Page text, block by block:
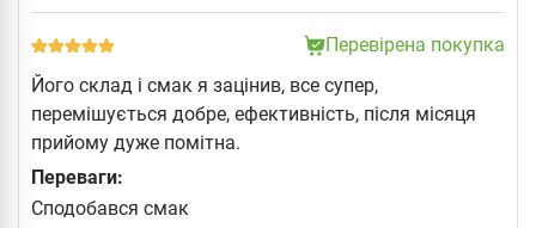
Перевірена покупка
Його склад і смак я зацінив, все супер,
перемішується добре, ефективність, після місяця
прийому дуже помітна.
Переваги:
Сподобався смак